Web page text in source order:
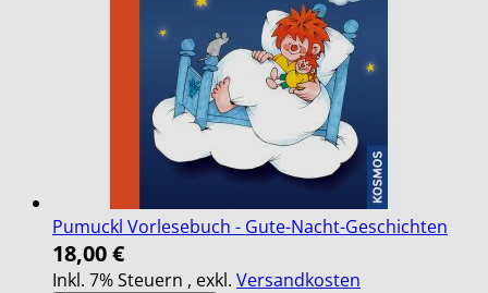
Pumuckl Vorlesebuch - Gute-Nacht-Geschichten
18,00 €
Inkl. 7% Steuern , exkl. Versandkosten